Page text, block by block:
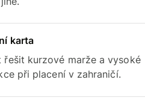
karta
řešit kurzové marže a vysoké
při placení v zahraničí.